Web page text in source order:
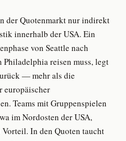
der Quotenmarkt nur indirekt
innerhalb der USA. Ein
von Seattle nach
Philadelphia reisen muss, legt
— mehr als die
europäischer
Teams mit Gruppenspielen
im Nordosten der USA,
Vorteil. In den Quoten taucht